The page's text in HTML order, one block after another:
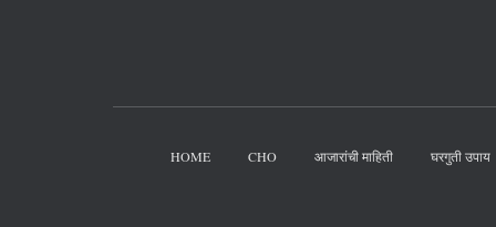
HOME CHO आजारांची माहिती घरगुती उपाय